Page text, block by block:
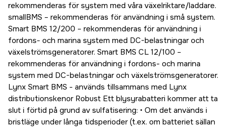
rekommenderas för system med våra växelriktare/laddare.
smallBMS – rekommenderas för användning i små system.
Smart BMS 12/200 – rekommenderas för användning i
fordons- och marina system med DC-belastningar och
växelströmsgeneratorer. Smart BMS CL 12/100 –
rekommenderas för användning i fordons- och marina
system med DC-belastningar och växelströmsgeneratorer.
Lynx Smart BMS - används tillsammans med Lynx
distributionskenor Robust Ett blysyrabatteri kommer att ta
slut i förtid på grund av sulfatisering: • Om det används i
bristläge under långa tidsperioder (t.ex. om batteriet sällan